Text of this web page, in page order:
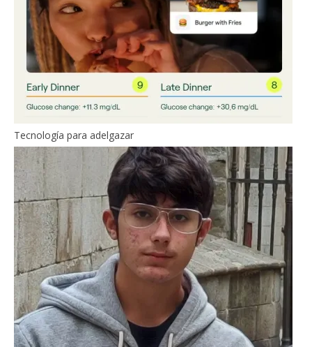
Tecnología para adelgazar